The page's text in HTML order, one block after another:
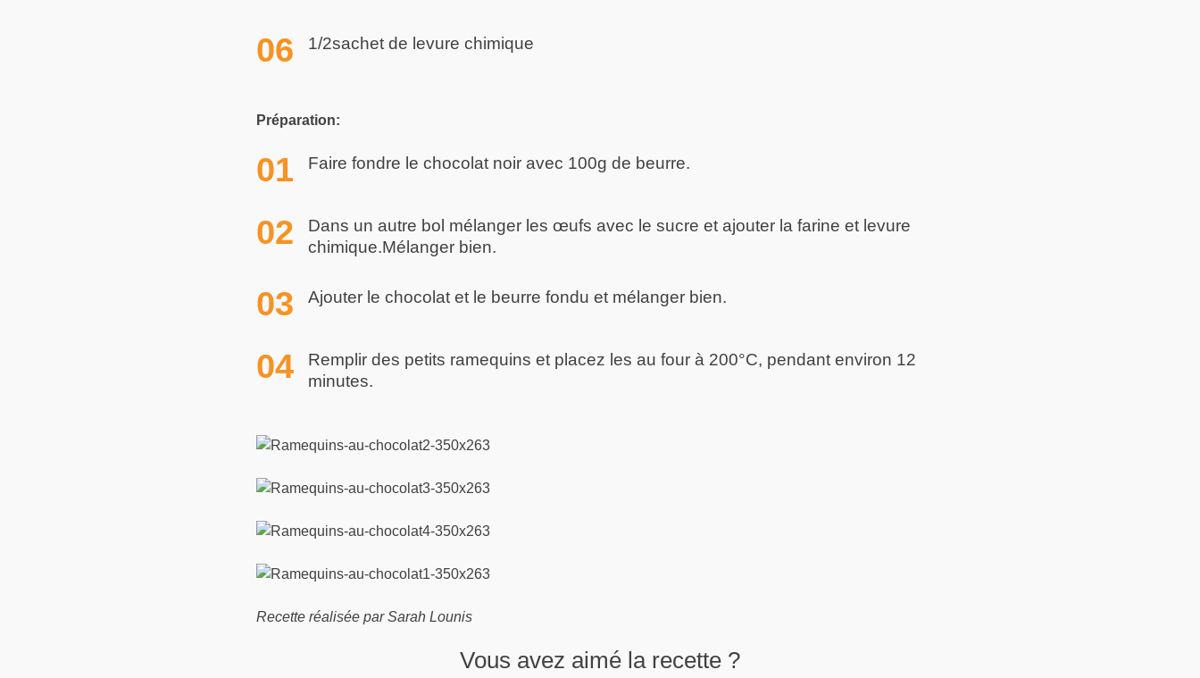
1/2sachet de levure chimique
Préparation:
Faire fondre le chocolat noir avec 100g de beurre.
Dans un autre bol mélanger les œufs avec le sucre et ajouter la farine et levure
chimique.Mélanger bien.
Ajouter le chocolat et le beurre fondu et mélanger bien.
Remplir des petits ramequins et placez les au four à 200°C, pendant environ 12
minutes.
Recette réalisée par Sarah Lounis
Vous avez aimé la recette ?